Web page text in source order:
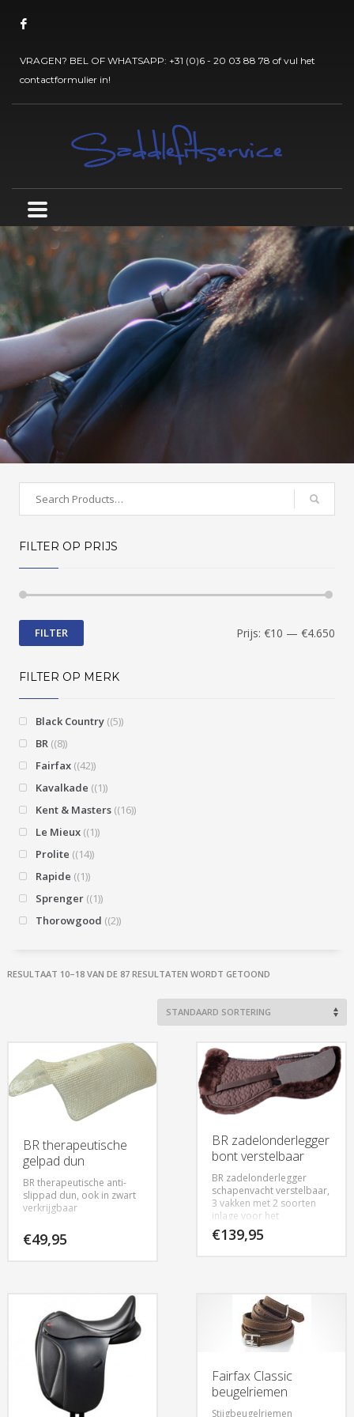
VRAGEN? BEL OF WHATSAPP: +31 (0)6 - 20 03 88 78 of vul het
contactformulier in!
FILTER OP PRIJS
FILTER Prijs:€10 —€4.650
FILTER OP MERK
Black Country (5)
BR (8)
Fairfax (42)
Kavalkade (1)
Kent & Masters (16)
Le Mieux (1)
Prolite (14)
Rapide (1)
Sprenger (1)
Thorowgood (2)
RESULTAAT 10–18 VAN DE 87 RESULTATEN WORDT GETOOND
BR therapeutische
gelpad dun
BR therapeutische anti-
slippad dun, ook in zwart
verkrijgbaar
€49,95
BR zadelonderlegger
bont verstelbaar
BR zadelonderlegger
schapenvacht verstelbaar,
3 vakken met 2 soorten
inlage voor het
uitbalanceren van het
zadel
€139,95
Fairfax Classic
beugelriemen
Stijgbeugelriemen